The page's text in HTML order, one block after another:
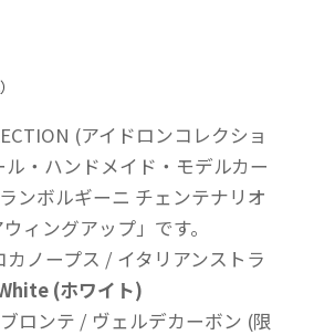
(アイドロンコレクショ
・ハンドメイド・モデルカー
ンボルギーニ チェンテナリオ
ィングアップ」です。
カノープス / イタリアンストラ
(ホワイト)
ロンテ / ヴェルデカーボン (限